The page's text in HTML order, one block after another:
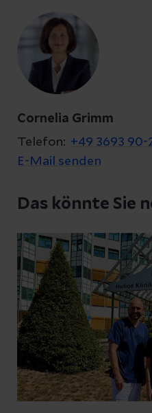
Cornelia Grimm
Telefon: +49 3693 90-
E-Mail senden
Das könnte Sie